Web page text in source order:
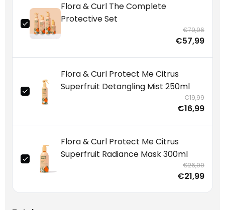
Flora & Curl The Complete
Protective Set
€79,96
€57,99
Flora & Curl Protect Me Citrus
Superfruit Detangling Mist 250ml
€19,99
€16,99
Flora & Curl Protect Me Citrus
Superfruit Radiance Mask 300ml
€26,99
€21,99